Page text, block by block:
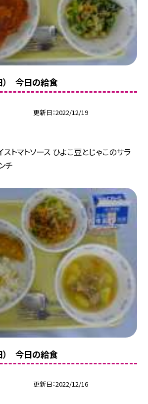
） 今日の給食
更新日 2022/12/19
トマトソース ひよこ豆とじゃこのサラ
チ
） 今日の給食
更新日 2022/12/16